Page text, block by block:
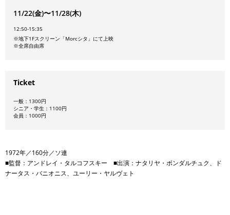
11/22(金)〜11/28(木)
12:50-15:35
※地下1Fスクリーン「Morcシタ」にて上映
※全席自由席
Ticket
一般：1300円
シニア・学生：1100円
会員：1000円
1972年／160分／ソ連
■監督：アンドレイ・タルコフスキー ■出演：ナタリヤ・ボンダルチュク、ド
ナータス・バニオニス、ユーリー・ヤルヴェト